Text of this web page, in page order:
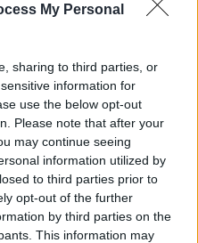
My Personal
sharing to third parties, or
information for
use the below opt-out
Please note that after your
may continue seeing
information utilized by
to third parties prior to
opt-out of the further
by third parties on the
This information may
ουγκ ελληναρες που
στην τραγικη
υγ: αληθεια, η
και οι λοιποι που
του χαρδαλια για το
στη βασια?????